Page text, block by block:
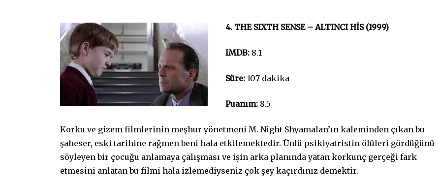
4. THE SIXTH SENSE – ALTINCI HİS (1999)
IMDB: 8.1
Süre: 107 dakika
Puanım: 8.5
Korku ve gizem filmlerinin meşhur yönetmeni M. Night Shyamalan’ın kaleminden çıkan bu
şaheser, eski tarihine rağmen beni hala etkilemektedir. Ünlü psikiyatristin ölüleri gördüğünü
söyleyen bir çocuğu anlamaya çalışması ve işin arka planında yatan korkunç gerçeği fark
etmesini anlatan bu filmi hala izlemediyseniz çok şey kaçırdınız demektir.